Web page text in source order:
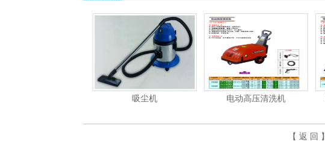
电动高压清洗机 电动高压清洗机工业级
【 返 回 】